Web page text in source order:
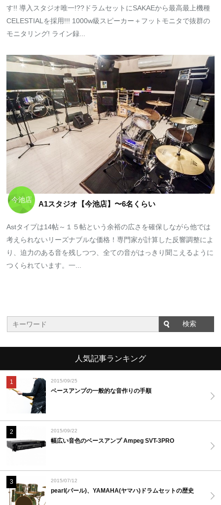
す!! 導入スタジオ唯一!??ドラムセットにSAKAEから最高最上機種
CELESTIALを採用!!! 1000w級スピーカー＋フットモニタで抜群の
モニタリング! ライン録...
今池店 A1スタジオ【今池店】〜6名くらい
Astタイプは14帖～１５帖という余裕の広さを確保しながら他では
考えられないリーズナブルな価格！専門家が計算した反響調整によ
り、迫力のある音を残しつつ、全ての音がはっきり聞こえるように
つくられています。一...
人気記事ランキング
1 2015/09/25
ベースアンプの一般的な音作りの手順
2 2015/09/22
幅広い音色のベースアンプ Ampeg SVT-3PRO
3 2015/07/12
pearl(パール)、YAMAHA(ヤマハ)ドラムセットの歴史